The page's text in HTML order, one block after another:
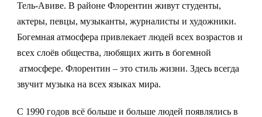
Тель-Авиве. В районе Флорентин живут студенты,
актеры, певцы, музыканты, журналисты и художники.
Богемная атмосфера привлекает людей всех возрастов и
всех слоёв общества, любящих жить в богемной
атмосфере. Флорентин – это стиль жизни. Здесь всегда
звучит музыка на всех языках мира.
С 1990 годов всё больше и больше людей появлялись в